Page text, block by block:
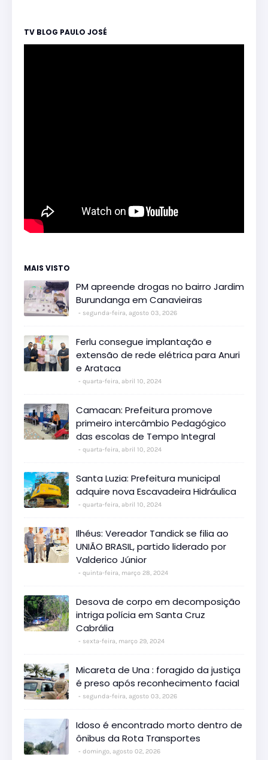
TV BLOG PAULO JOSÉ
MAIS VISTO
PM apreende drogas no bairro Jardim
Burundanga em Canavieiras
segunda-feira, agosto 03, 2026
Ferlu consegue implantação e
extensão de rede elétrica para Anuri
e Arataca
quarta-feira, abril 10, 2024
Camacan: Prefeitura promove
primeiro intercâmbio Pedagógico
das escolas de Tempo Integral
quarta-feira, abril 10, 2024
Santa Luzia: Prefeitura municipal
adquire nova Escavadeira Hidráulica
quarta-feira, abril 10, 2024
Ilhéus: Vereador Tandick se filia ao
UNIÃO BRASIL, partido liderado por
Valderico Júnior
quinta-feira, março 28, 2024
Desova de corpo em decomposição
intriga polícia em Santa Cruz
Cabrália
sexta-feira, março 29, 2024
Micareta de Una : foragido da justiça
é preso após reconhecimento facial
segunda-feira, agosto 03, 2026
Idoso é encontrado morto dentro de
ônibus da Rota Transportes
domingo, agosto 02, 2026